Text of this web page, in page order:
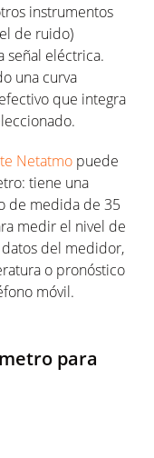
instrumentos
de ruido)
señal eléctrica.
una curva
que integra
Netatmo puede
tiene una
de medida de 35
medir el nivel de
del medidor,
o pronóstico
móvil.
para